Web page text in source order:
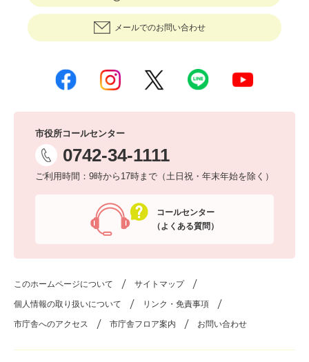
メールでのお問い合わせ
市役所コールセンター
0742-34-1111
ご利用時間：9時から17時まで（土日祝・年末年始を除く）
コールセンター
（よくある質問）
このホームページについて サイトマップ
個人情報の取り扱いについて リンク・免責事項
市庁舎へのアクセス 市庁舎フロア案内 お問い合わせ